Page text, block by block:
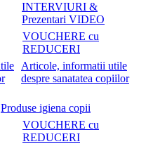
INTERVIURI &
Prezentari VIDEO
VOUCHERE cu
REDUCERI
Articole, informatii utile
despre sanatatea copiilor
Produse igiena copii
VOUCHERE cu
REDUCERI